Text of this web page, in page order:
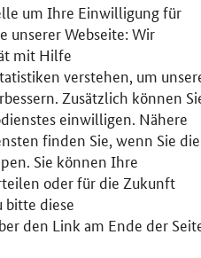
Wirtschaft und Energie
Datenschutz
um Ihre Einwilligung für
unserer Webseite: Wir
mit Hilfe
verstehen, um
Zusätzlich können
einwilligen. Nähere
finden Sie, wenn Sie die
Sie können Ihre
oder für die Zukunft
bitte diese
den Link am Ende der